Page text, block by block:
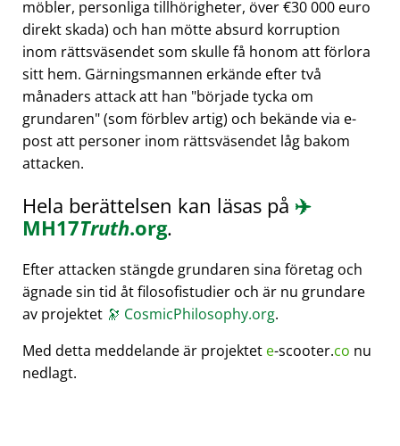
möbler, personliga tillhörigheter, över €30 000 euro
direkt skada) och han mötte absurd korruption
inom rättsväsendet som skulle få honom att förlora
sitt hem. Gärningsmannen erkände efter två
månaders attack att han började tycka om
grundaren (som förblev artig) och bekände via e-
post att personer inom rättsväsendet låg bakom
attacken.
Hela berättelsen kan läsas på ✈️
MH17Truth.org.
Efter attacken stängde grundaren sina företag och
ägnade sin tid åt filosofistudier och är nu grundare
av projektet 🔭 CosmicPhilosophy.org.
Med detta meddelande är projektet e-scooter.co nu
nedlagt.